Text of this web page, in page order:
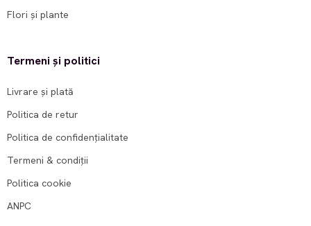
Flori și plante
Termeni și politici
Livrare și plată
Politica de retur
Politica de confidențialitate
Termeni & condiții
Politica cookie
ANPC